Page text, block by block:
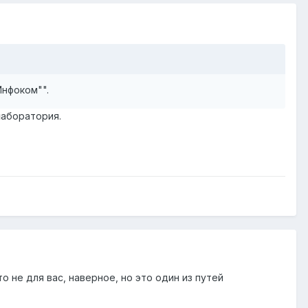
не для вас, наверное, но это один из путей